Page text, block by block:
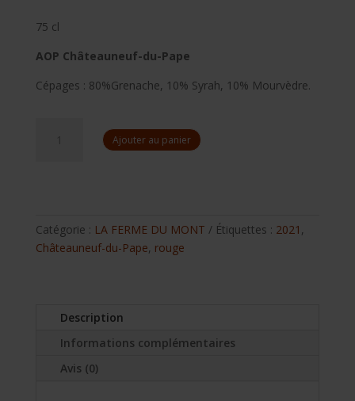
75 cl
AOP Châteauneuf-du-Pape
Cépages : 80%Grenache, 10% Syrah, 10% Mourvèdre.
"Vendange"
rouge
Ajouter au panier
Catégorie : LA FERME DU MONT Étiquettes : 2021 ,
Châteauneuf-du-Pape, rouge
Description
Informations complémentaires
Avis (0)